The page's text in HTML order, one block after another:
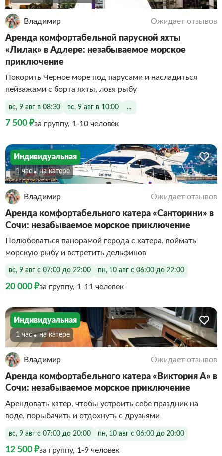
Владимир Ожидает отзывов
Аренда комфортабельной парусной яхты
«Лилак» в Адлере: незабываемое морское
приключение
Покорить Черное море под парусами и насладиться
пейзажами с борта яхты, ловя рыбу
вс, 9 авг в 08:30 вс, 9 авг в 10:00 ...
7 500 ₽за группу, 1-10 человек
Индивидуальная
1 час На катере
Владимир Ожидает отзывов
Аренда комфортабельного катера «Санторини» в
Сочи: незабываемое морское приключение
Полюбоваться панорамой города с катера, поймать
морскую рыбу и встретить дельфинов
вс, 9 авг с 07:00 до 22:00 пн, 10 авг с 06:00 до 22:00
20 000 ₽за группу, 1-11 человек
Индивидуальная
1 час На катере
Владимир Ожидает отзывов
Аренда комфортабельного катера «Виктория А» в
Сочи: незабываемое морское приключение
Арендовать катер, чтобы устроить себе праздник на
воде, порыбачить и отдохнуть с друзьями
вс, 9 авг с 07:00 до 20:00 пн, 10 авг с 06:00 до 20:00
12 500 ₽за группу, 1-9 человек